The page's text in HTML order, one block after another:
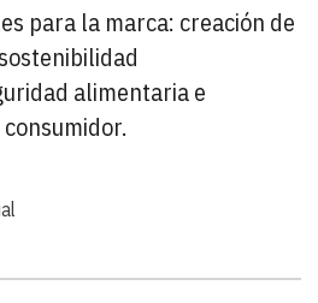
para la marca: creación de
alimentaria e